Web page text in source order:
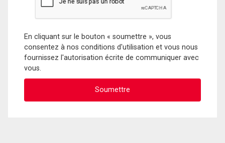
En cliquant sur le bouton « soumettre », vous
consentez à nos conditions d'utilisation et vous nous
fournissez l'autorisation écrite de communiquer avec
vous.